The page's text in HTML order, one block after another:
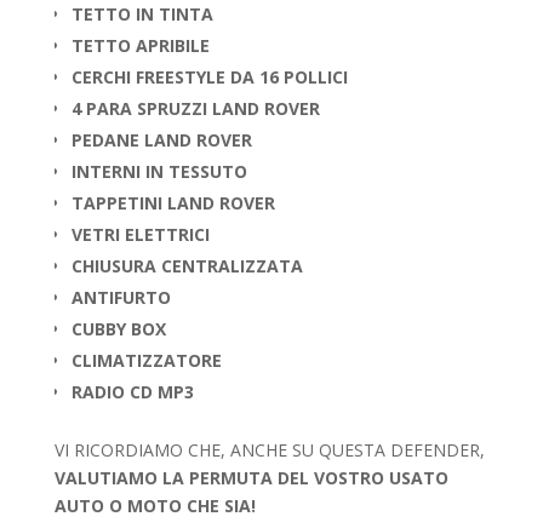
TETTO IN TINTA
TETTO APRIBILE
CERCHI FREESTYLE DA 16 POLLICI
4 PARA SPRUZZI LAND ROVER
PEDANE LAND ROVER
INTERNI IN TESSUTO
TAPPETINI LAND ROVER
VETRI ELETTRICI
CHIUSURA CENTRALIZZATA
ANTIFURTO
CUBBY BOX
CLIMATIZZATORE
RADIO CD MP3
VI RICORDIAMO CHE, ANCHE SU QUESTA DEFENDER,
VALUTIAMO LA PERMUTA DEL VOSTRO USATO
AUTO O MOTO CHE SIA!